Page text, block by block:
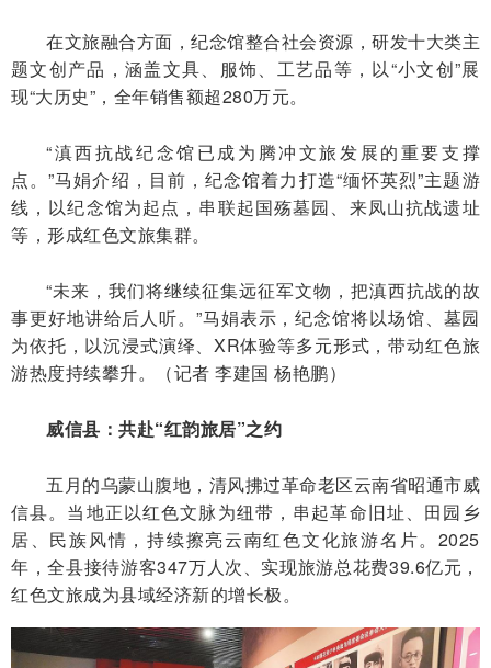
在文旅融合方面，纪念馆整合社会资源，研发十大类主
题文创产品，涵盖文具、服饰、工艺品等，以“小文创”展
现“大历史”，全年销售额超280万元。
“滇西抗战纪念馆已成为腾冲文旅发展的重要支撑
点。”马娟介绍，目前，纪念馆着力打造“缅怀英烈”主题游
线，以纪念馆为起点，串联起国殇墓园、来凤山抗战遗址
等，形成红色文旅集群。
“未来，我们将继续征集远征军文物，把滇西抗战的故
事更好地讲给后人听。”马娟表示，纪念馆将以场馆、墓园
为依托，以沉浸式演绎、XR体验等多元形式，带动红色旅
游热度持续攀升。（记者 李建国 杨艳鹏）
威信县：共赴“红韵旅居”之约
五月的乌蒙山腹地，清风拂过革命老区云南省昭通市威
信县。当地正以红色文脉为纽带，串起革命旧址、田园乡
居、民族风情，持续擦亮云南红色文化旅游名片。2025
年，全县接待游客347万人次、实现旅游总花费39.6亿元，
红色文旅成为县域经济新的增长极。